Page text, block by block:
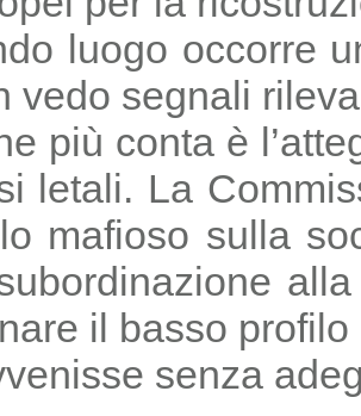
luogo occorre
vedo segnali
più conta è
letali. La
mafioso sulla
subordinazione
il basso
senza